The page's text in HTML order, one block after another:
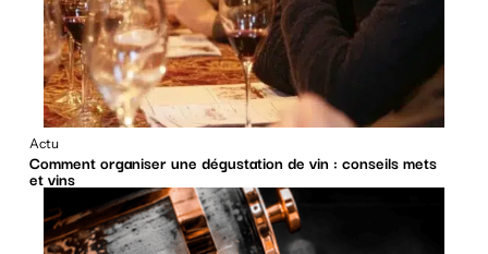
Actu
Comment organiser une dégustation de vin : conseils mets
et vins